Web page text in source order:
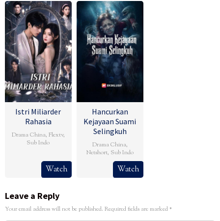
Istri Miliarder
Rahasia
Drama China, Flextv,
Sub Indo
Watch
Hancurkan
Kejayaan Suami
Selingkuh
Drama China,
Netshort, Sub Indo
Watch
Leave a Reply
Your email address will not be published. Required fields are marked*